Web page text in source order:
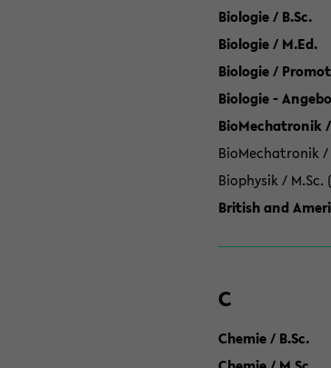
Biologie / B.Sc.
Biologie / M.Ed.
Biologie /
Biologie -
BioMechatronik
BioMechatronik /
Biophysik / M.Sc.
British and
C
Chemie / B.Sc.